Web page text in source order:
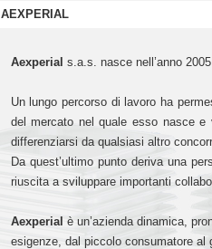
AEXPERIAL
Aexperial s.a.s. nasce nell’anno
Un lungo percorso di lavoro ha
del mercato nel quale esso nasce e
differenziarsi da qualsiasi altro
Da quest’ultimo punto deriva una
riuscita a sviluppare importanti
Aexperial è un’azienda dinamica,
esigenze, dal piccolo consumatore al